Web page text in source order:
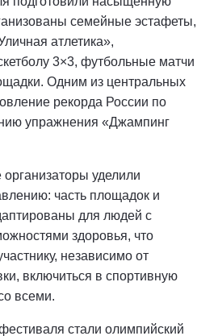
семейные эстафеты,
атлетика»,
3×3, футбольные матчи
Одним из центральных
рекорда России по
упражнения «Джампинг
уделили
часть площадок и
для людей с
здоровья, что
независимо от
включиться в спортивную
всеми.
стали олимпийский